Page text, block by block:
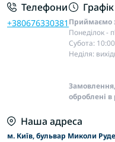
Телефони
+380676330381 Приймаємо
Понеділок -
Субота:
Неділя:
оброблені
Наша адреса
м. Київ, бульвар Миколи